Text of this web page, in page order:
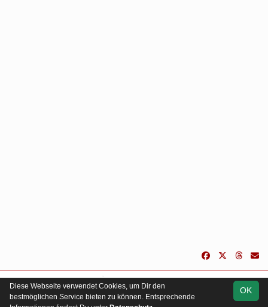
soccero.de
OK
Diese Webseite verwendet Cookies, um Dir den
bestmöglichen Service bieten zu können. Entsprechende